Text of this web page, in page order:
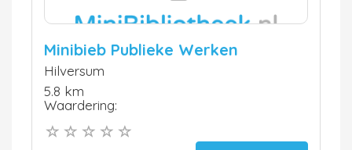
Minibieb Publieke Werken
Hilversum
5.8 km
Waardering: